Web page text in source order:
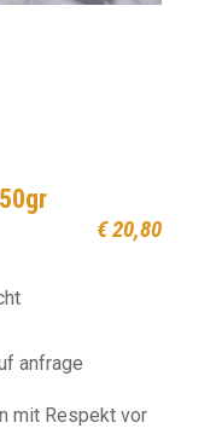
€20,80
anfrage
mit Respekt vor